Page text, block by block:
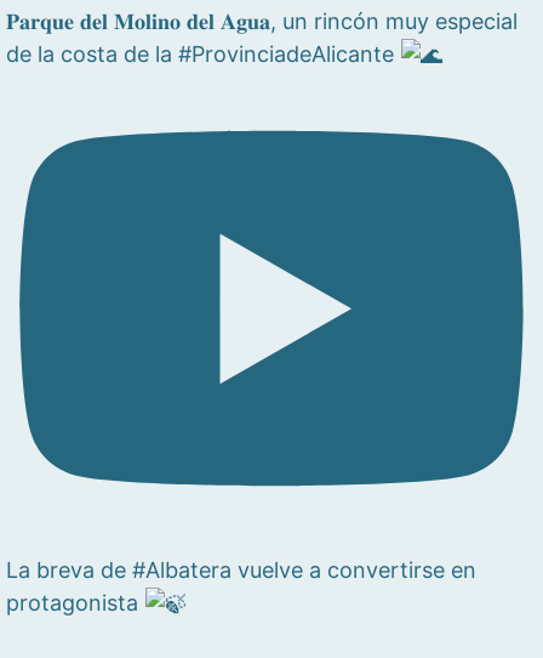
𝐏𝐚𝐫𝐪𝐮𝐞 𝐝𝐞𝐥 𝐌𝐨𝐥𝐢𝐧𝐨 𝐝𝐞𝐥 𝐀𝐠𝐮𝐚, un rincón muy especial
de la costa de la #ProvinciadeAlicante
La breva de #Albatera vuelve a convertirse en
protagonista